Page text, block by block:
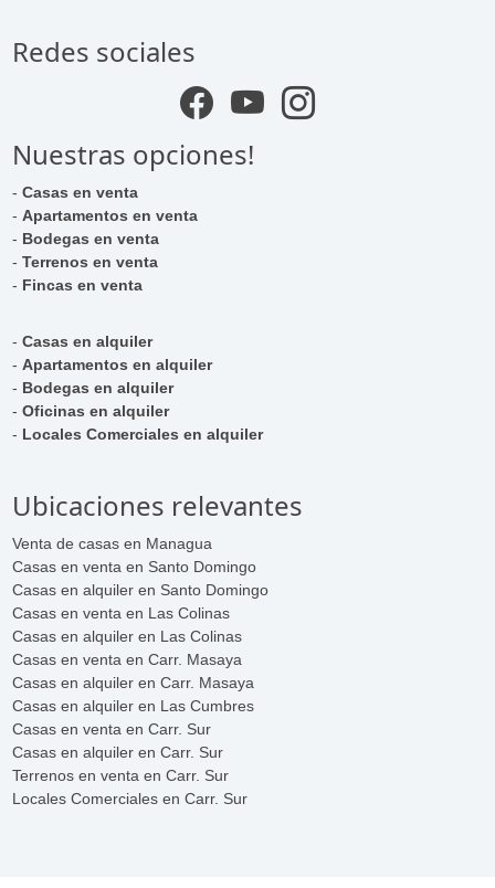
Redes sociales
Nuestras opciones!
-Casas en venta
-Apartamentos en venta
- Bodegas en venta
-Terrenos en venta
- Fincas en venta
-Casas en alquiler
-Apartamentos en alquiler
- Bodegas en alquiler
-Oficinas en alquiler
- Locales Comerciales en alquiler
Ubicaciones relevantes
Venta de casas en Managua
Casas en venta en Santo Domingo
Casas en alquiler en Santo Domingo
Casas en venta en Las Colinas
Casas en alquiler en Las Colinas
Casas en venta en Carr. Masaya
Casas en alquiler en Carr. Masaya
Casas en alquiler en Las Cumbres
Casas en venta en Carr. Sur
Casas en alquiler en Carr. Sur
Terrenos en venta en Carr. Sur
Locales Comerciales en Carr. Sur